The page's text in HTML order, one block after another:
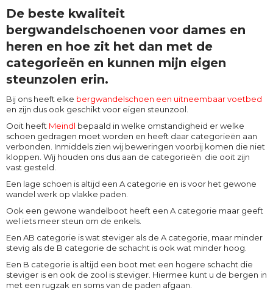
De beste kwaliteit
bergwandelschoenen voor dames en
heren en hoe zit het dan met de
categorieën en kunnen mijn eigen
steunzolen erin.
Bij ons heeft elke bergwandelschoen een uitneembaar voetbed
en zijn dus ook geschikt voor eigen steunzool.
Ooit heeft Meindl bepaald in welke omstandigheid er welke
schoen gedragen moet worden en heeft daar categorieën aan
verbonden. Inmiddels zien wij beweringen voorbij komen die niet
kloppen. Wij houden ons dus aan de categorieën die ooit zijn
vast gesteld.
Een lage schoen is altijd een A categorie en is voor het gewone
wandel werk op vlakke paden.
Ook een gewone wandelboot heeft een A categorie maar geeft
wel iets meer steun om de enkels.
Een AB categorie is wat steviger als de A categorie, maar minder
stevig als de B categorie de schacht is ook wat minder hoog.
Een B categorie is altijd een boot met een hogere schacht die
steviger is en ook de zool is steviger. Hiermee kunt u de bergen in
met een rugzak en soms van de paden afgaan.